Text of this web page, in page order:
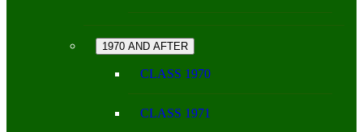
1970 AND AFTER
CLASS 1970
CLASS 1971